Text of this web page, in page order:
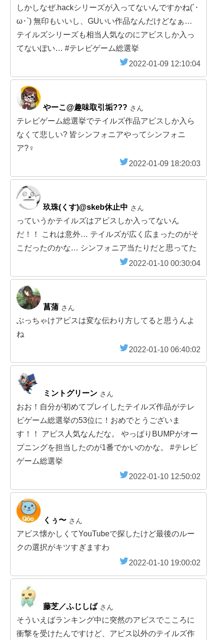
しかしなぜ.hackシリーズが入ってないんですかね(´･
ω･`) 無印もいいし、GUいい作品なんだけどなぁ…
テイルズシリーズも相当人気なのにアビスしか入っ
てないぽい… #テレビゲーム総選挙
2022-01-09 12:10:04
やーこ@趣味取引垢??? さん
テレビゲーム総選挙でテイルズ作品アビスしか入ら
なくて悲しい? 皆シンフォニアやってシンフォニ
ア?‍♀️
2022-01-09 18:20:03
玖珠(くす)@skeb休止中 さん
っていうかテイルズはアビスしか入ってないん
だ！！ これは意外… テイルズが広く広まったのがそ
こだったのかな… シンフォニア当たりだと思ってた
2022-01-10 00:30:04
菖蒲 さん
ぶっちゃけアビスは変な伝わり方してると思うんよ
ね
2022-01-10 06:40:02
ミントグリーン さん
おお！自分が初めてプレイしたテイルズ作品がテレ
ビゲーム総選挙の53位に！おめでとうございま
す！！ アビス人気なんだな。 やっぱりBUMPがオー
プニングを担当したのが1番でかいのかな。 #テレビ
ゲーム総選挙
2022-01-10 12:50:02
くぅ〜 さん
アビス懐かしくてYouTubeで探したけど最後のルー
クの選択がキツすぎますわ
2022-01-10 19:00:02
藤芝／ふじしば さん
そういえばランキング中に突然のアビスでこころに
衝撃を受けたんですけど、アビス以外のテイルズ作